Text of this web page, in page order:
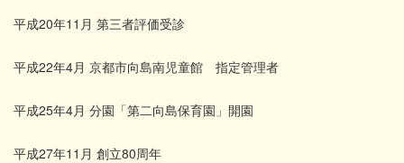
平成20年11月 第三者評価受診
平成22年4月 京都市向島南児童館 指定管理者
平成25年4月 分園「第二向島保育園」開園
平成27年11月 創立80周年